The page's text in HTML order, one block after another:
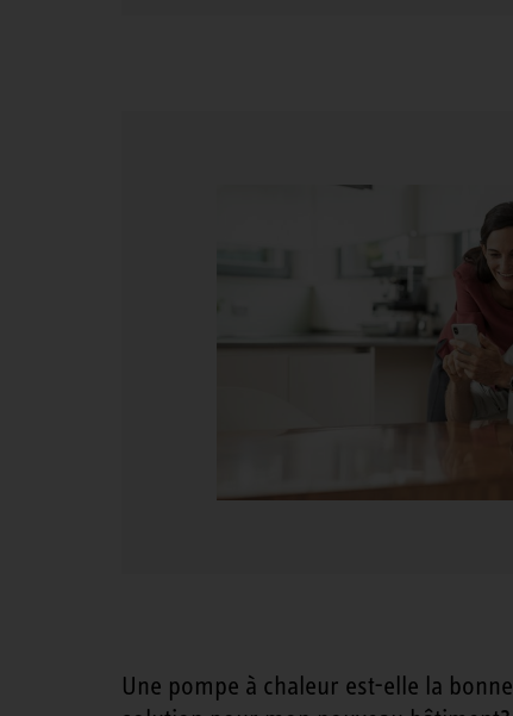
Une pompe à chaleur est-elle la bonne